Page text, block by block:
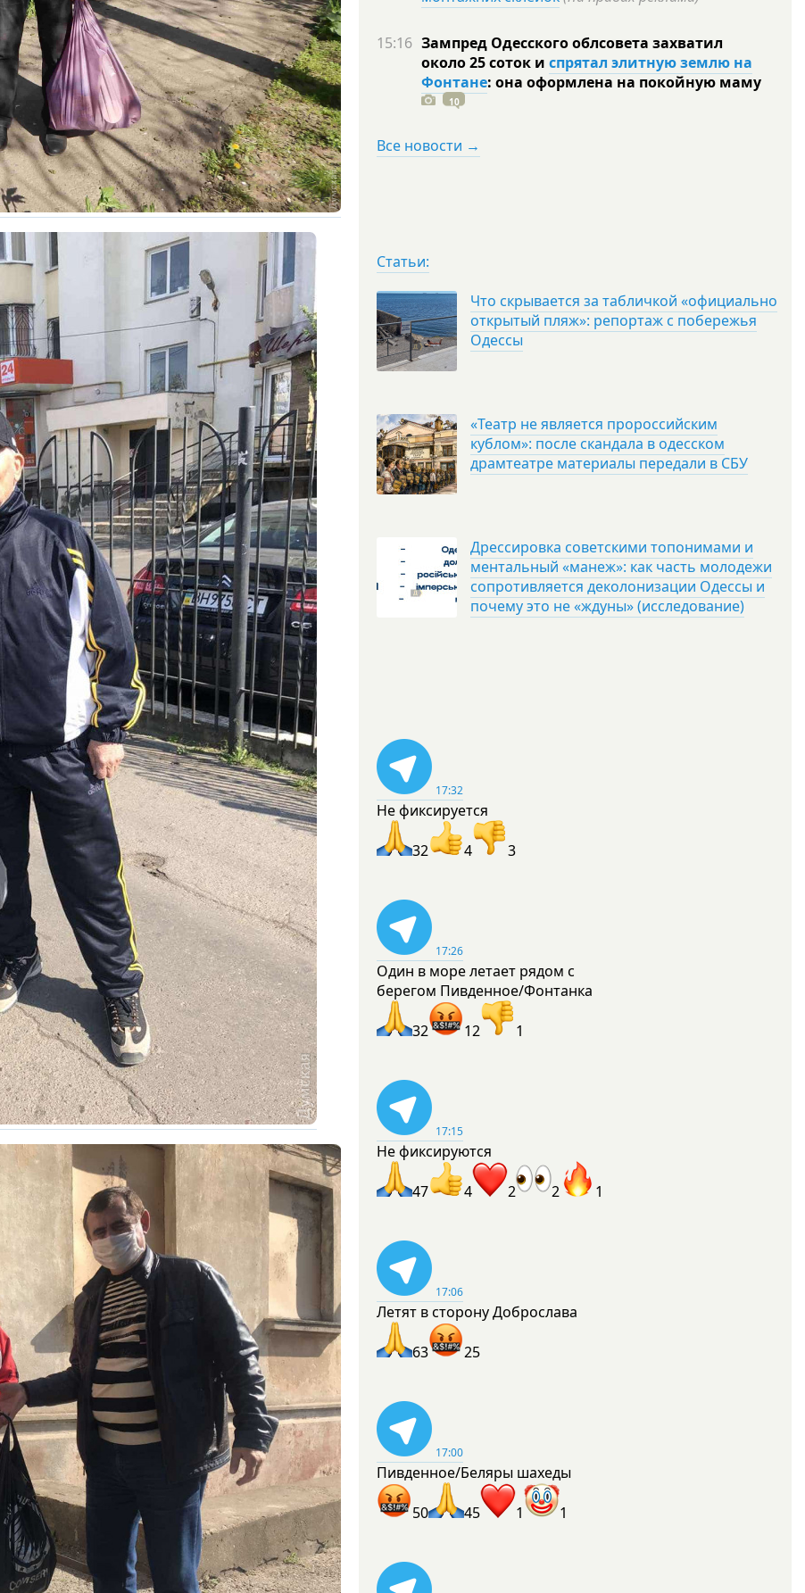
15:16 Зампред Одесского облсовета захватил
около 25 соток и спрятал элитную землю на
Фонтане: она оформлена на покойную маму
10
Все новости →
Статьи:
Что скрывается за табличкой «официально
открытый пляж»: репортаж с побережья
Одессы
«Театр не является пророссийским
кублом»: после скандала в одесском
драмтеатре материалы передали в СБУ
Дрессировка советскими топонимами и
ментальный «манеж»: как часть молодежи
сопротивляется деколонизации Одессы и
почему это не «ждуны» (исследование)
17:32
Не фиксируется
32 4 3
17:26
Один в море летает рядом с
берегом Пивденное/Фонтанка
32 12 1
17:15
Не фиксируются
47 4 2 2 1
17:06
Летят в сторону Доброслава
63 25
17:00
Пивденное/Беляры шахеды
50 45 1 1